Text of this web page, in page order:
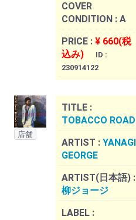
COVER
CONDITION : A
PRICE : ¥ 660(税
込み)
ID :
230914122
店舗
TITLE :
TOBACCO ROAD
ARTIST : YANAGI
GEORGE
ARTIST(日本語) :
柳ジョージ
LABEL :